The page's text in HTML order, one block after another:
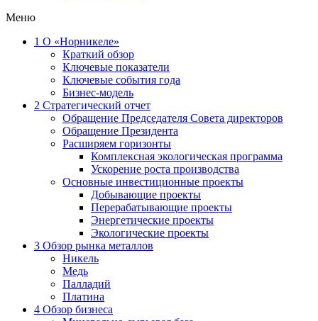
Меню
1 О «Норникеле»
Краткий обзор
Ключевые показатели
Ключевые события года
Бизнес-модель
2 Стратегический отчет
Обращение Председателя Совета директоров
Обращение Президента
Расширяем горизонты
Комплексная экологическая программа
Ускорение роста производства
Основные инвестиционные проекты
Добывающие проекты
Перерабатывающие проекты
Энергетические проекты
Экологические проекты
3 Обзор рынка металлов
Никель
Медь
Палладий
Платина
4 Обзор бизнеса